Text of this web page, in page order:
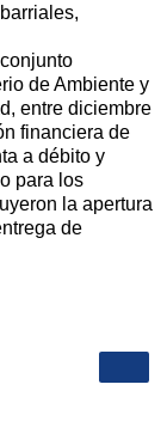
de Ambiente y
entre diciembre
financiera de
a débito y
para los
la apertura
de